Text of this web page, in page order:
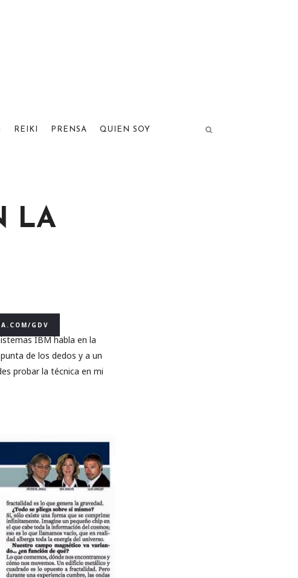
REIKI PRENSA QUIEN SOY
LA
GDV
IBM habla en la
de los dedos y a un
probar la técnica en mi